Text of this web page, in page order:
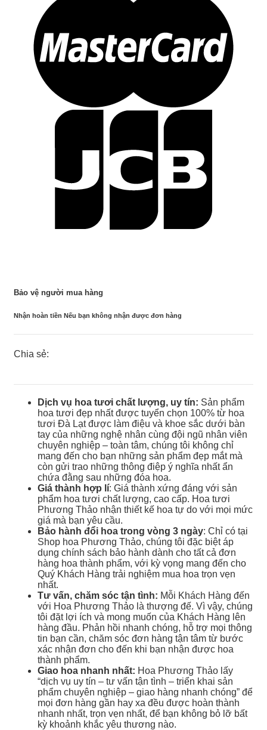
Bảo vệ người mua hàng
Nhận hoàn tiền Nếu bạn không nhận được đơn hàng
Chia sẻ:
Dịch vụ hoa tươi chất lượng, uy tín: Sản phẩm
hoa tươi đẹp nhất được tuyển chọn 100% từ hoa
tươi Đà Lạt được làm điệu và khoe sắc dưới bàn
tay của những nghệ nhân cùng đội ngũ nhân viên
chuyên nghiệp – toàn tâm, chúng tôi không chỉ
mang đến cho bạn những sản phẩm đẹp mắt mà
còn gửi trao những thông điệp ý nghĩa nhất ẩn
chứa đằng sau những đóa hoa.
Giá thành hợp lí: Giá thành xứng đáng với sản
phẩm hoa tươi chất lượng, cao cấp. Hoa tươi
Phương Thảo nhận thiết kế hoa tự do với mọi mức
giá mà bạn yêu cầu.
Bảo hành đổi hoa trong vòng 3 ngày: Chỉ có tại
Shop hoa Phương Thảo, chúng tôi đặc biệt áp
dụng chính sách bảo hành dành cho tất cả đơn
hàng hoa thành phẩm, với kỳ vọng mang đến cho
Quý Khách Hàng trải nghiệm mua hoa trọn vẹn
nhất.
Tư vấn, chăm sóc tận tình: Mỗi Khách Hàng đến
với Hoa Phương Thảo là thượng đế. Vì vậy, chúng
tôi đặt lợi ích và mong muốn của Khách Hàng lên
hàng đầu. Phản hồi nhanh chóng, hỗ trợ mọi thông
tin bạn cần, chăm sóc đơn hàng tận tâm từ bước
xác nhận đơn cho đến khi bạn nhận được hoa
thành phẩm.
Giao hoa nhanh nhất: Hoa Phương Thảo lấy
“dịch vụ uy tín – tư vấn tận tình – triển khai sản
phẩm chuyên nghiệp – giao hàng nhanh chóng” để
mọi đơn hàng gần hay xa đều được hoàn thành
nhanh nhất, trọn vẹn nhất, để bạn không bỏ lỡ bất
kỳ khoảnh khắc yêu thương nào.